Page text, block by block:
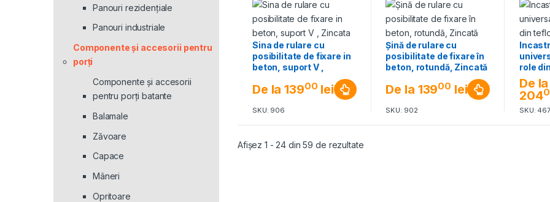
Sina de rulare cu
posibilitate de fixare in
beton, suport V ,
De la 13900 lei
SKU: 906
Șină de rulare cu
posibilitate de fixare în
beton, rotundă, Zincată
De la 13900 lei
SKU: 902
role
De la
204
SKU: 467
Afișez 1 - 24 din 59 de rezultate
Panouri rezidenţiale
Panouri industriale
Componente și accesorii pentru
porți
Componente și accesorii
pentru porți batante
Balamale
Zăvoare
Capace
Mâneri
Opritoare